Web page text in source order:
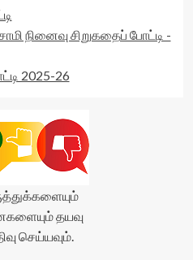
நினைவு சிறுகதைப் போட்டி -
2025-26
தயவு
செய்யவும்.